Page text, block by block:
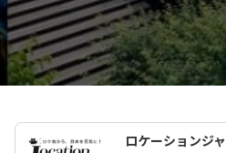
ロケーションジ